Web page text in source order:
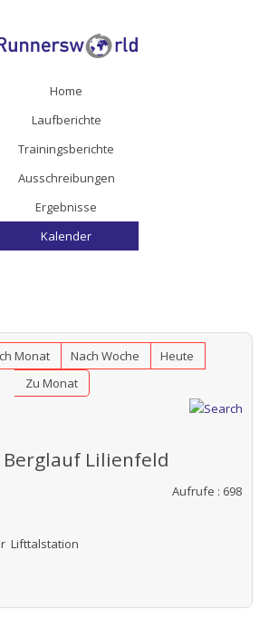
Home
Laufberichte
Trainingsberichte
Ausschreibungen
Ergebnisse
Kalender
Monat Nach Woche
Heute
Zu Monat
Lilienfeld
Aufrufe : 698
Lifttalstation